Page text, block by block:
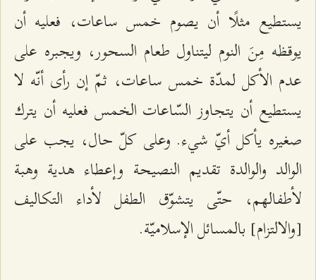
يستطيع مثلًا أن يصوم خمس ساعات، فعليه أن
يوقظه مِنَ النوم ليتناول طعام السحور، ويجبره على
عدم الأكل لمدّة خمس ساعات، ثمّ إن رأى أنّه لا
يستطيع أن يتجاوز السّاعات الخمس فعليه أن يترك
صغيره يأكل أيّ شيء. وعلى كلّ حال، يجب على
الوالد والوالدة تقديم النصيحة وإعطاء هدية وهبة
لأطفالهم، حتّى يتشوّق الطفل لأداء التكاليف
[والالتزام] بالمسائل الإسلاميّة.